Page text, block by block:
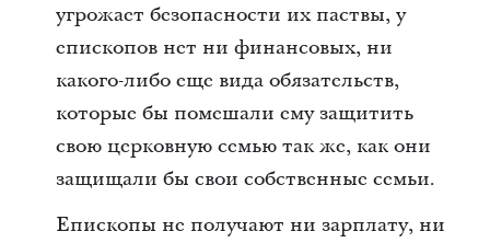
угрожает безопасности их паствы, у
епископов нет ни финансовых, ни
какого-либо еще вида обязательств,
которые бы помешали ему защитить
свою церковную семью так же, как они
защищали бы свои собственные семьи.
Епископы не получают ни зарплату, ни